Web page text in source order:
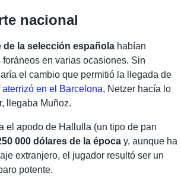
nacional
la selección española habían
en varias ocasiones. Sin
el cambio que permitió la llegada de
aterrizó en el Barcelona, Netzer hacía lo
llegaba Muñoz.
el apodo de Hallulla (un tipo de pan
000 dólares de la época y, aunque ha
extranjero, el jugador resultó ser un
potente.